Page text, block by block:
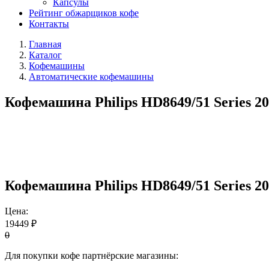
Капсулы
Рейтинг обжарщиков кофе
Контакты
Главная
Каталог
Кофемашины
Автоматические кофемашины
Кофемашина Philips HD8649/51 Series
Кофемашина Philips HD8649/51 Series
Цена:
19449 ₽
0
Для покупки кофе партнёрские магазины: